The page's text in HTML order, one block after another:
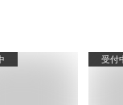
受付